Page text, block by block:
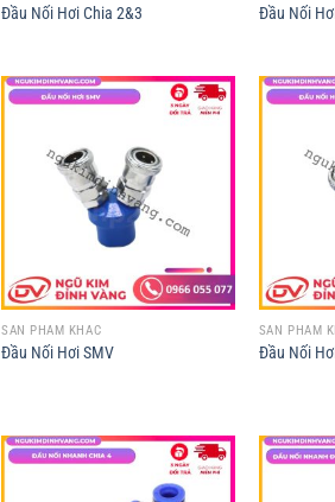
Đầu Nối Hơi Chia 2&3 Đầu Nối
SẢN PHẨM KHÁC
Đầu Nối Hơi SMV
SẢN PHẨM
Đầu Nối